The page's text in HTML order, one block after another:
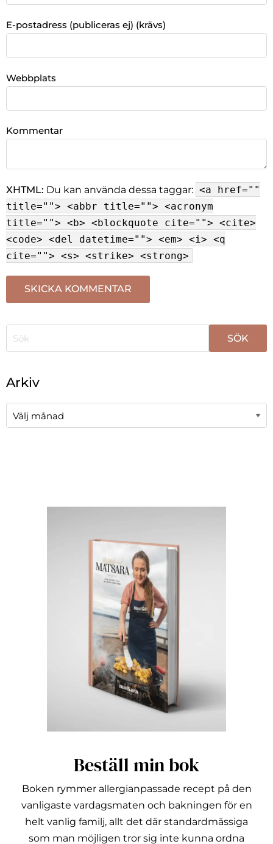
E-postadress (publiceras ej) (krävs)
Webbplats
Kommentar
XHTML: Du kan använda dessa taggar: <a href=""
title=""> <abbr title=""> <acronym
title=""> <b> <blockquote cite=""> <cite>
<code> <del datetime=""> <em> <i> <q
cite=""> <s> <strike> <strong>
Arkiv
Beställ min bok
Boken rymmer allergianpassade recept på den
vanligaste vardagsmaten och bakningen för en
helt vanlig familj, allt det där standardmässiga
som man möjligen tror sig inte kunna ordna